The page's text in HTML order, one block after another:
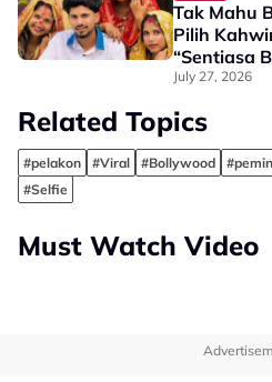
Tak Mahu
Pilih
“Sentiasa
Tak Dapat
July 27, 2026
Related Topics
#pelakon #Viral #Bollywood
#Selfie
Must Watch Video